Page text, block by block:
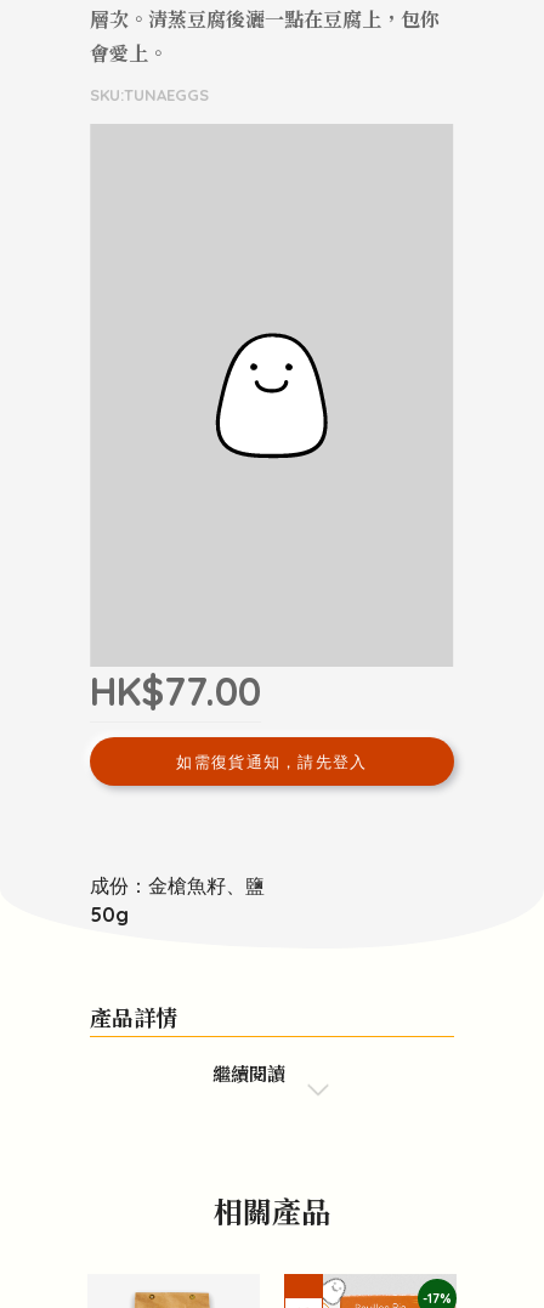
層次。清蒸豆腐後灑一點在豆腐上，包你
會愛上。
SKU:TUNAEGGS
HK$77.00
如需復貨通知，請先登入
成份：金槍魚籽、鹽
50g
產品詳情
繼續閱讀
相關產品
-17%